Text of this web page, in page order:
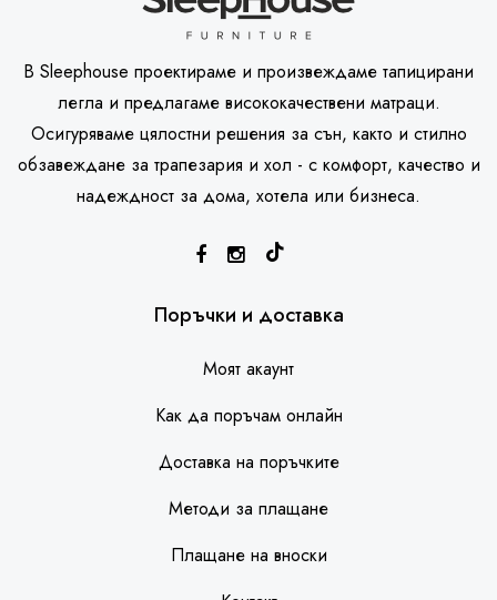
В Sleephouse проектираме и произвеждаме тапицирани
легла и предлагаме висококачествени матраци.
Осигуряваме цялостни решения за сън, както и стилно
обзавеждане за трапезария и хол - с комфорт, качество и
надеждност за дома, хотела или бизнеса.
Поръчки и доставка
Моят акаунт
Как да поръчам онлайн
Доставка на поръчките
Методи за плащане
Плащане на вноски
SleepHouse асистент